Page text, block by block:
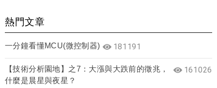
熱門文章
一分鐘看懂MCU(微控制器) 181191
【技術分析園地】之7：大漲與大跌前的徵兆，
什麼是晨星與夜星？
161026